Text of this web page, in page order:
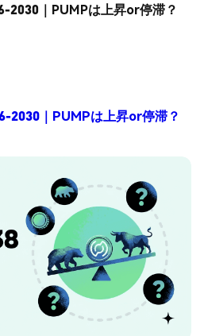
2030｜PUMPは上昇or停滞？
2030｜PUMPは上昇or停滞？